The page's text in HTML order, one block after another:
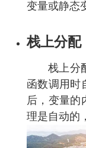
变量或静态
栈上分配
栈上分
函数调用时
后，变量的
理是自动的